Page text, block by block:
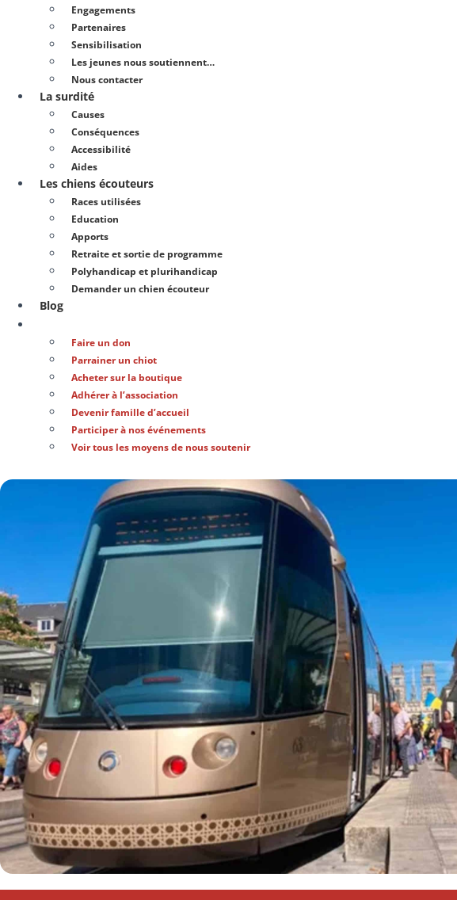
Engagements
Partenaires
Sensibilisation
Les jeunes nous soutiennent…
Nous contacter
La surdité
Causes
Conséquences
Accessibilité
Aides
Les chiens écouteurs
Races utilisées
Education
Apports
Retraite et sortie de programme
Polyhandicap et plurihandicap
Demander un chien écouteur
Blog
Faire un don
Parrainer un chiot
Acheter sur la boutique
Adhérer à l’association
Devenir famille d’accueil
Participer à nos événements
Voir tous les moyens de nous soutenir